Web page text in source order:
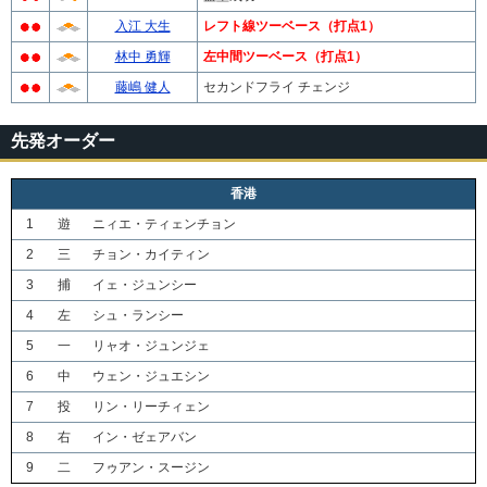
入江 大生
レフト線ツーベース（打点1）
林中 勇輝
左中間ツーベース（打点1）
藤嶋 健人
セカンドフライ チェンジ
先発オーダー
香港
1
遊
ニィエ・ティェンチョン
2
三
チョン・カイティン
3
捕
イェ・ジュンシー
4
左
シュ・ランシー
5
一
リャオ・ジュンジェ
6
中
ウェン・ジュエシン
7
投
リン・リーチィェン
8
右
イン・ゼェアバン
9
二 フゥアン・スージン